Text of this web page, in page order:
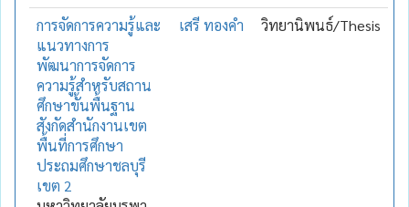
การจัดการความรู้และ
แนวทางการ
พัฒนาการจัดการ
ความรู้สำหรับสถาน
ศึกษาขั้นพื้นฐาน
สังกัดสำนักงานเขต
พื้นที่การศึกษา
ประถมศึกษาชลบุรี
เขต 2
เสรี ทองคำ วิทยานิพนธ์/Thesis